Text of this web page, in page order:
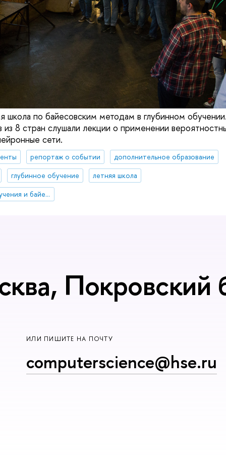
школа по байесовским методам в глубинном
из 8 стран слушали лекции о применении
сети.
репортаж о событии
дополнительное образование
глубинное обучение
летняя школа
Центр глубинного обучения и байесовских методов
Покровский
ИЛИ ПИШИТЕ НА ПОЧТУ
computerscience@hse.ru